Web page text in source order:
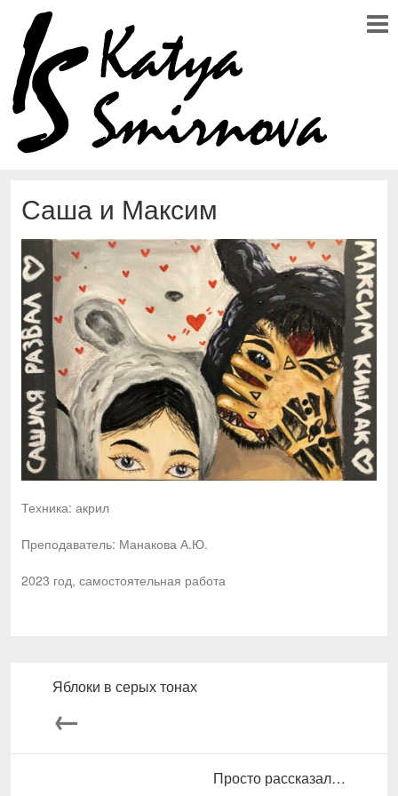
Саша и Максим
Техника: акрил
Преподаватель: Манакова А.Ю.
2023 год, самостоятельная работа
Яблоки в серых тонах
←
Просто рассказал…